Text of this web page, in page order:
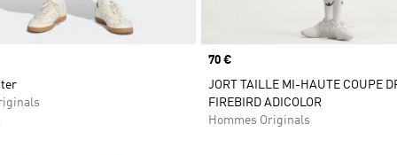
Prix
70 €
JORT TAILLE MI-HAUTE COUPE
FIREBIRD ADICOLOR
Hommes Originals